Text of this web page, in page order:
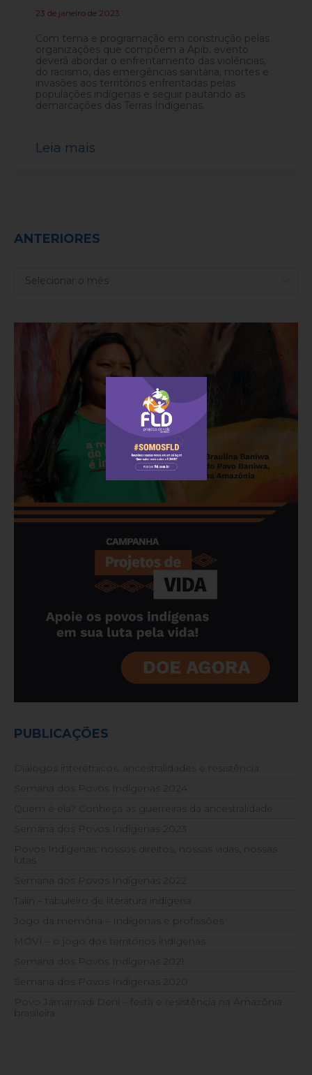
23 de janeiro de 2023
Com tema e programação em construção pelas
organizações que compõem a Apib, evento
deverá abordar o enfrentamento das violências,
do racismo, das emergências sanitária, mortes e
invasões aos territórios enfrentadas pelas
populações indígenas e seguir pautando as
demarcações das Terras Indígenas.
Leia mais
ANTERIORES
ANTERIORES
PUBLICAÇÕES
Diálogos interétnicos: ancestralidades e resistência
Semana dos Povos Indígenas 2024
Quem é ela? Conheça as guerreiras da ancestralidade
Semana dos Povos Indígenas 2023
Povos Indígenas: nossos direitos, nossas vidas, nossas
lutas
Semana dos Povos Indígenas 2022
Talin – tabuleiro de literatura indígena
Jogo da memória – Indígenas e profissões
MOVÍ – o jogo dos territórios indígenas
Semana dos Povos Indígenas 2021
Semana dos Povos Indígenas 2020
Povo Jamamadi Deni – festa e resistência na Amazônia
brasileira